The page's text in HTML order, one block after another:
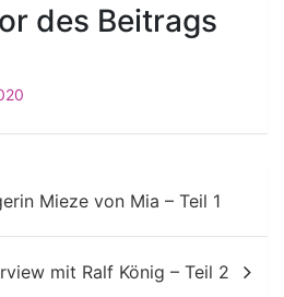
des Beitrags
Mieze von Mia – Teil 1
mit Ralf König – Teil 2